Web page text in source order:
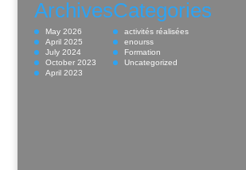
Archives
May 2026
April 2025
July 2024
October 2023
April 2023
Categories
activités réalisées
enourss
Formation
Uncategorized